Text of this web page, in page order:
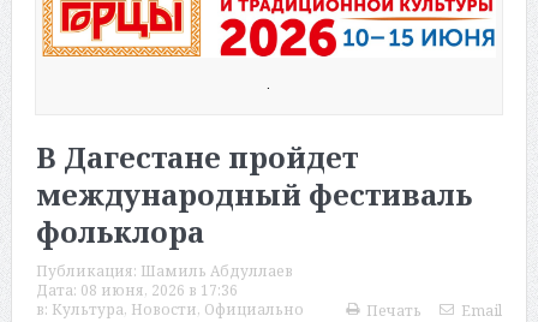
.
В Дагестане пройдет
международный фестиваль
фольклора
Публикация: Шамиль Абдуллаев
Дата: 08 июня, 2026 в 17:36
в: Культура, Новости, Официально Печать Email